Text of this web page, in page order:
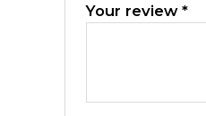
Your review*